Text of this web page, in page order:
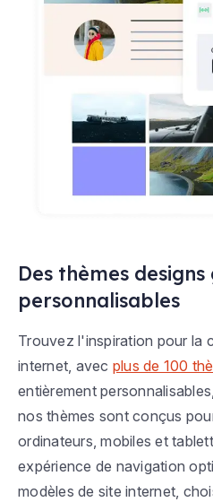
Des thèmes
personnalisables
Trouvez l'inspiration pour la
internet, avec plus de 100
entièrement
nos thèmes sont conçus
ordinateurs, mobiles et
expérience de navigation
modèles de site internet,